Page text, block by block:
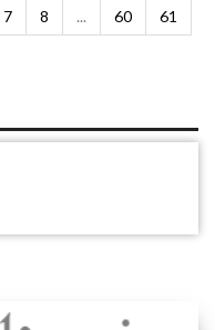
7 8 ... 60
61